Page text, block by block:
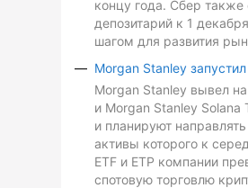
концу года. Сбер также
депозитарий к 1
шагом для развития
Morgan Stanley запустил
Morgan Stanley вывел
и Morgan Stanley
и планируют
активы которого к
ETF и ETP компании
спотовую торговлю